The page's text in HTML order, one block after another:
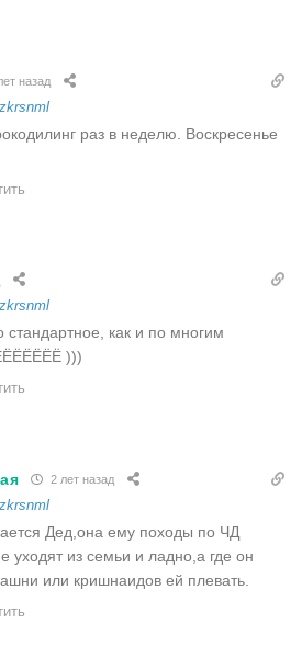
назад
zkrsnml
раз в неделю. Воскресенье
zkrsnml
как и по многим
)))
2 лет назад
zkrsnml
Дед,она ему походы по ЧД
уходят из семьи и ладно,а где он
или кришнаидов ей плевать.